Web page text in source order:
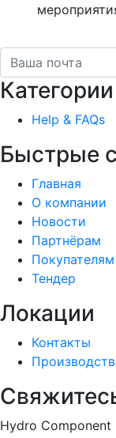
Help & FAQs
Быстрые
Главная
О компании
Новости
Партнёрам
Покупателям
Тендер
Локации
Контакты
Hydro